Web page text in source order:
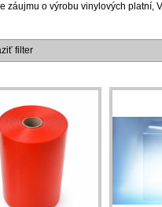
záujmu o výrobu vinylových platní,
filter